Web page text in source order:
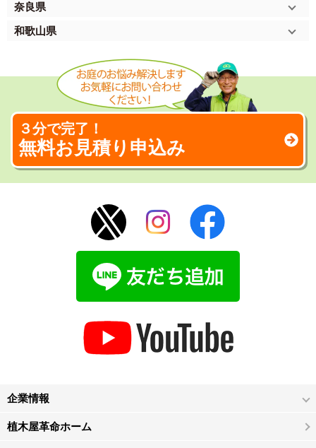
奈良県
和歌山県
３分で完了！
無料お見積り申込み
企業情報
植木屋革命ホーム